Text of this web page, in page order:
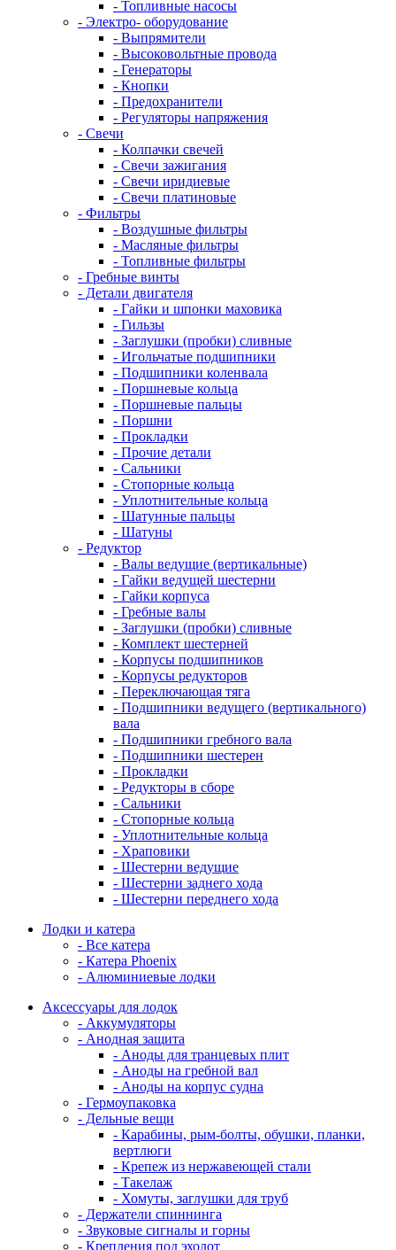
- Топливные насосы
- Электро- оборудование
- Выпрямители
- Высоковольтные провода
- Генераторы
- Кнопки
- Предохранители
- Регуляторы напряжения
- Свечи
- Колпачки свечей
- Свечи зажигания
- Свечи иридиевые
- Свечи платиновые
- Фильтры
- Воздушные фильтры
- Масляные фильтры
- Топливные фильтры
- Гребные винты
- Детали двигателя
- Гайки и шпонки маховика
- Гильзы
- Заглушки (пробки) сливные
- Игольчатые подшипники
- Подшипники коленвала
- Поршневые кольца
- Поршневые пальцы
- Поршни
- Прокладки
- Прочие детали
- Сальники
- Стопорные кольца
- Уплотнительные кольца
- Шатунные пальцы
- Шатуны
- Редуктор
- Валы ведущие (вертикальные)
- Гайки ведущей шестерни
- Гайки корпуса
- Гребные валы
- Заглушки (пробки) сливные
- Комплект шестерней
- Корпусы подшипников
- Корпусы редукторов
- Переключающая тяга
- Подшипники ведущего (вертикального)
вала
- Подшипники гребного вала
- Подшипники шестерен
- Прокладки
- Редукторы в сборе
- Сальники
- Стопорные кольца
- Уплотнительные кольца
- Храповики
- Шестерни ведущие
- Шестерни заднего хода
- Шестерни переднего хода
Лодки и катера
- Все катера
- Катера Phoenix
- Алюминиевые лодки
Аксессуары для лодок
- Аккумуляторы
- Анодная защита
- Аноды для транцевых плит
- Аноды на гребной вал
- Аноды на корпус судна
- Гермоупаковка
- Дельные вещи
- Карабины, рым-болты, обушки, планки,
вертлюги
- Крепеж из нержавеющей стали
- Такелаж
- Хомуты, заглушки для труб
- Держатели спиннинга
- Звуковые сигналы и горны
- Крепления под эхолот